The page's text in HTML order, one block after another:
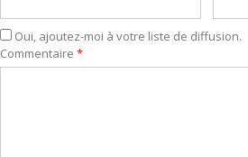
Oui, ajoutez-moi à votre liste de diffusion.
Commentaire *